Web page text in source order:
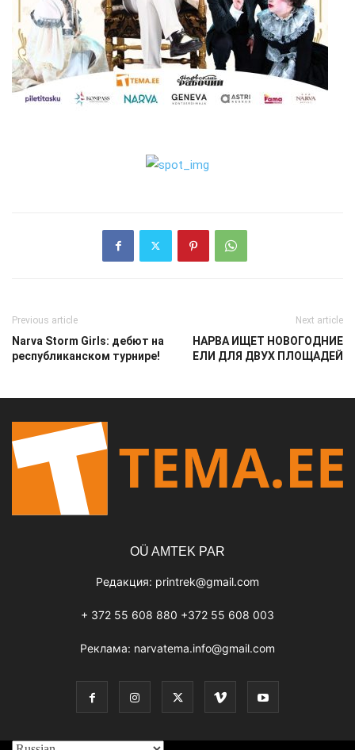
Previous article
Narva Storm Girls: дебют на
республиканском турнире!
Next article
НАРВА ИЩЕТ НОВОГОДНИЕ
ЕЛИ ДЛЯ ДВУХ ПЛОЩАДЕЙ
OÜ AMTEK PAR
Редакция: printrek@gmail.com
+ 372 55 608 880 +372 55 608 003
Реклама: narvatema.info@gmail.com